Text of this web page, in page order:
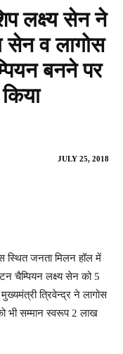
लक्ष्य सेन ने
सेन व लागोस
बनने पर
JULY 25, 2018
स्थित जनता मिलन हॉल में
चैम्पियन लक्ष्य सेन को 5
त्रिवेन्द्र ने लागोस
भी सम्मान स्वरूप 2 लाख